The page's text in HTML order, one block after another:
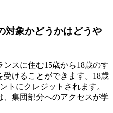
対象かどうかはどうや
スに住む15歳から18歳のす
けることができます。18歳
トにクレジットされます。
集団部分へのアクセスが学